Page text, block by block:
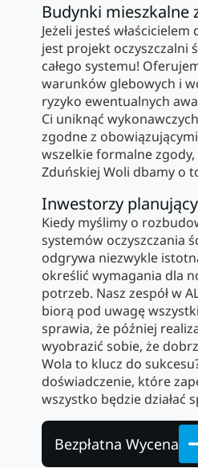
Budynki mieszkalne
Jeżeli jesteś
jest projekt oczyszczalni
całego systemu!
warunków glebowych i
ryzyko ewentualnych
Ci uniknąć
zgodne z
wszelkie formalne
Zduńskiej Woli dbamy o
Inwestorzy
Kiedy myślimy o
systemów oczyszczania
odgrywa niezwykle
określić wymagania dla
potrzeb. Nasz zespół w
biorą pod uwagę
sprawia, że później
wyobrazić sobie, że
Wola to klucz do
doświadczenie, które
wszystko będzie działać
Bezpłatna Wycena